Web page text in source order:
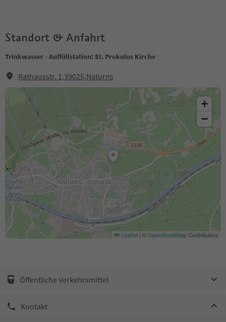
Standort & Anfahrt
Trinkwasser - Auffüllstation: St. Prokulus Kirche
Rathausstr. 1,39025,Naturns
+
−
Leaflet | ©OpenStreetMapContributors
Öffentliche Verkehrsmittel
Kontakt